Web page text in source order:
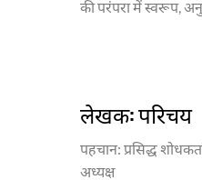
की परंपरा में स्वरूप,
लेखक: परिचय
पहचान: प्रसिद्ध
अध्यक्ष